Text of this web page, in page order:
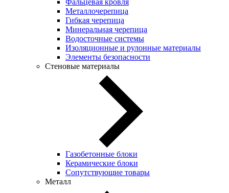
Металлочерепица
Гибкая черепица
Минеральная черепица
Водосточные системы
Изоляционные и рулонные материалы
Элементы безопасности
Стеновые материалы
Газобетонные блоки
Керамические блоки
Сопутствующие товары
Металл